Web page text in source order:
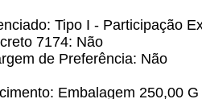
Tipo I - Participação
7174: Não
de Preferência: Não
Embalagem 250,00 G